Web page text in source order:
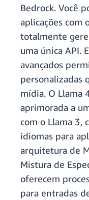
Bedrock. Você
aplicações com
totalmente
uma única API.
avançados
personalizadas
mídia. O Llama
aprimorada a
com o Llama 3,
idiomas para
arquitetura de
Mistura de
oferecem
para entradas